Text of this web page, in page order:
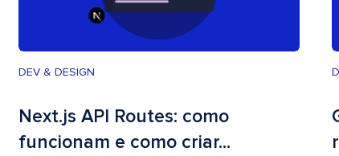
DEV & DESIGN
Next.js API Routes: como
funcionam e como criar...